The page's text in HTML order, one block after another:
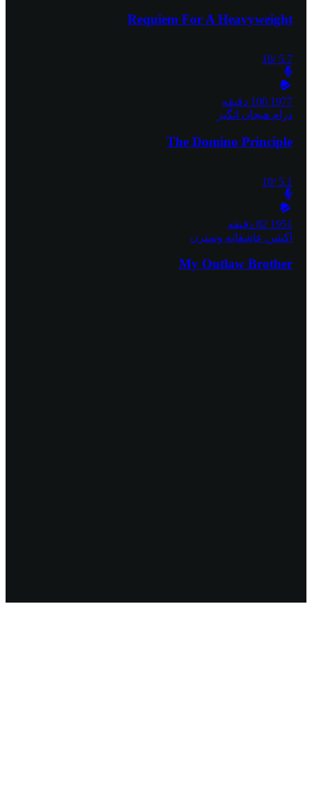
Requiem For A Heavyweight
5.7
/10
1977 100 دقیقه
درام هیجان انگیز
The Domino Principle
5.1
/10
1951 82 دقیقه
اکشن عاشقانه وسترن
My Outlaw Brother